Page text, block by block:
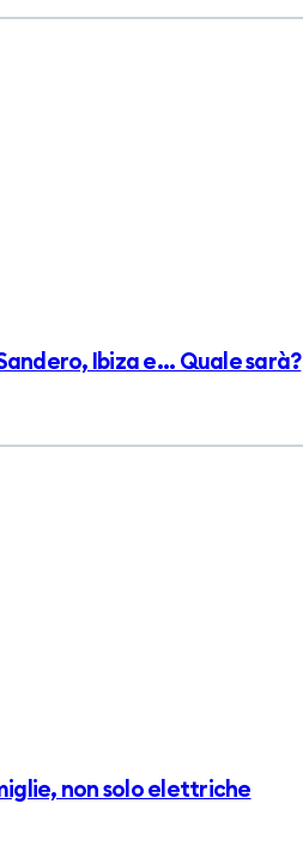
Ibiza e... Quale sarà?
non solo elettriche